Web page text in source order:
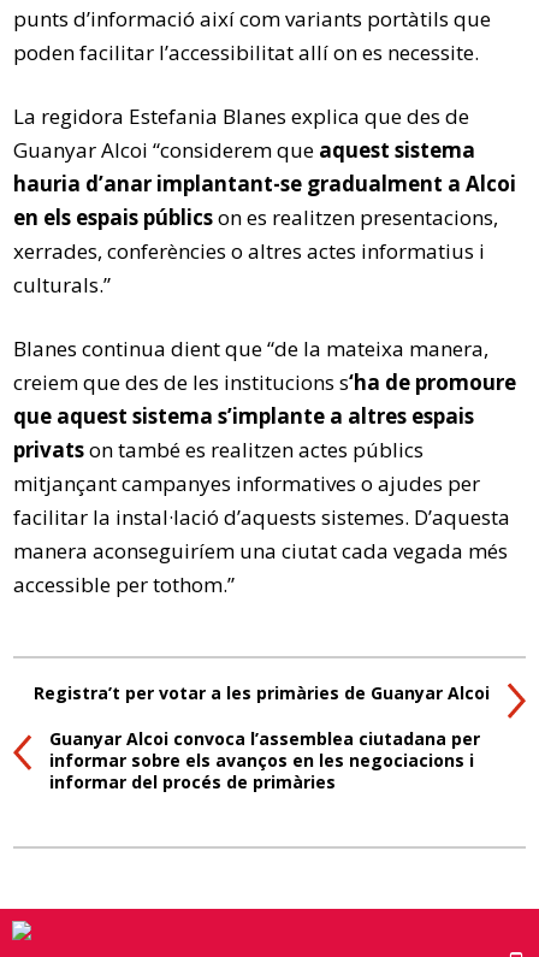
punts d’informació així com variants portàtils que
poden facilitar l’accessibilitat allí on es necessite.
La regidora Estefania Blanes explica que des de
Guanyar Alcoi “considerem que aquest sistema
hauria d’anar implantant-se gradualment a Alcoi
en els espais públicson es realitzen presentacions,
xerrades, conferències o altres actes informatius i
culturals.”
Blanes continua dient que “de la mateixa manera,
creiem que des de les institucions s‘ha de promoure
que aquest sistema s’implante a altres espais
privatson també es realitzen actes públics
mitjançant campanyes informatives o ajudes per
facilitar la instal·lació d’aquests sistemes. D’aquesta
manera aconseguiríem una ciutat cada vegada més
accessible per tothom.”
Registra’t per votar a les primàries de Guanyar Alcoi
Guanyar Alcoi convoca l’assemblea ciutadana per
informar sobre els avanços en les negociacions i
informar del procés de primàries